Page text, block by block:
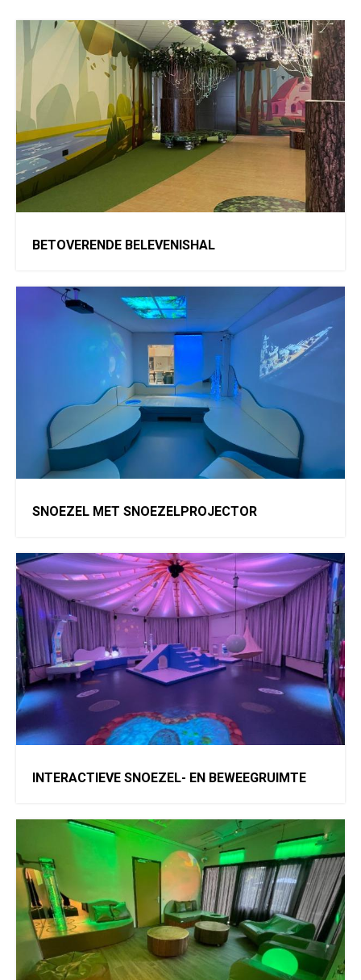
BETOVERENDE BELEVENISHAL
SNOEZEL MET SNOEZELPROJECTOR
INTERACTIEVE SNOEZEL- EN BEWEEGRUIMTE